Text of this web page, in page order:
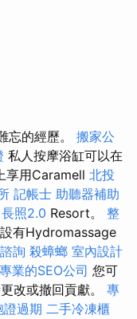
忘的經歷。 搬家公
私人按摩浴缸可以在
享用Caramell 北投
記帳士 助聽器補助
長照2.0 Resort。 整
有Hydromassage
詢 殺蟑螂 室內設計
專業的SEO公司 您可
改或撤回貢獻。 專
證過期 二手冷凍櫃